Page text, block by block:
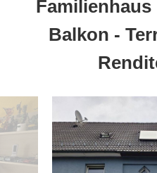
Balkon -